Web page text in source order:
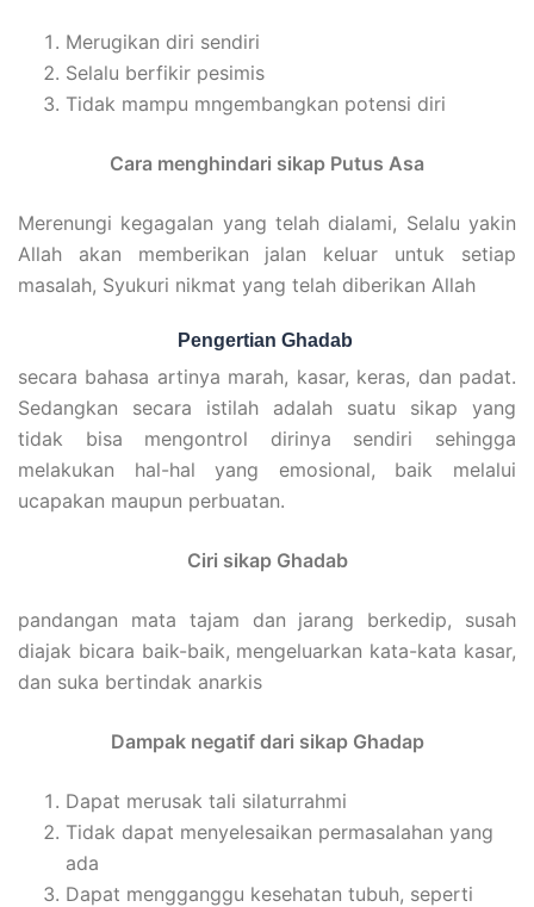
Merugikan diri sendiri
Selalu berfikir pesimis
Tidak mampu mngembangkan potensi diri
Cara menghindari sikap Putus Asa
Merenungi kegagalan yang telah dialami, Selalu yakin
Allah akan memberikan jalan keluar untuk setiap
masalah, Syukuri nikmat yang telah diberikan Allah
Pengertian Ghadab
secara bahasa artinya marah, kasar, keras, dan padat.
Sedangkan secara istilah adalah suatu sikap yang
tidak bisa mengontrol dirinya sendiri sehingga
melakukan hal-hal yang emosional, baik melalui
ucapakan maupun perbuatan.
Ciri sikap Ghadab
pandangan mata tajam dan jarang berkedip, susah
diajak bicara baik-baik, mengeluarkan kata-kata kasar,
dan suka bertindak anarkis
Dampak negatif dari sikap Ghadap
Dapat merusak tali silaturrahmi
Tidak dapat menyelesaikan permasalahan yang
ada
Dapat mengganggu kesehatan tubuh, seperti